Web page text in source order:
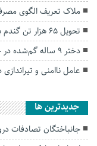
ملاک تعریف الگوی
تحویل ۶۵ هزار تن گندم به مراکز خرید در گنبدکاووس
دختر ۹ ساله گم‌شده در جنگل ناهارخوران گرگان سالم پیدا شد
عامل ناامنی و
جديدترين ها
جانباختگان تصادفات درون‌شهری